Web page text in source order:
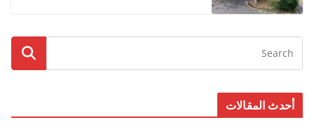
أحدث المقالات